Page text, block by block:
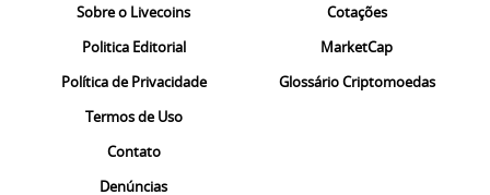
Sobre o Livecoins
Politica Editorial
Política de Privacidade
Termos de Uso
Contato
Denúncias
Cotações
MarketCap
Glossário Criptomoedas